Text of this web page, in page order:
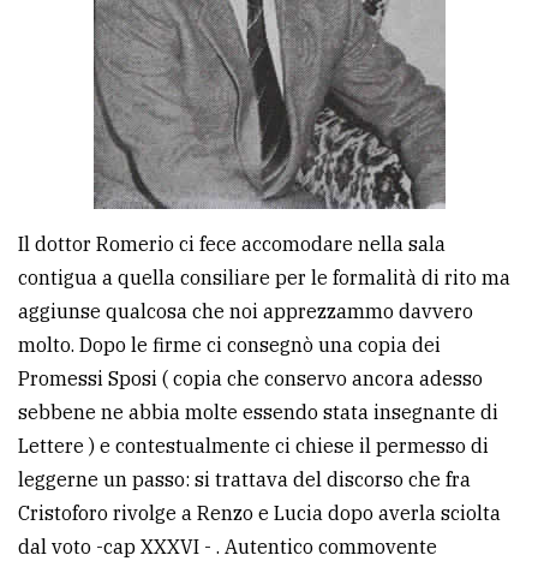
PRIVACY
policy
Il dottor Romerio ci fece accomodare nella sala
contigua a quella consiliare per le formalità di rito ma
aggiunse qualcosa che noi apprezzammo davvero
molto. Dopo le firme ci consegnò una copia dei
Promessi Sposi ( copia che conservo ancora adesso
sebbene ne abbia molte essendo stata insegnante di
Lettere ) e contestualmente ci chiese il permesso di
leggerne un passo: si trattava del discorso che fra
Cristoforo rivolge a Renzo e Lucia dopo averla sciolta
dal voto -cap XXXVI - . Autentico commovente